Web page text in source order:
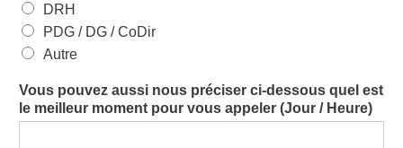
DRH
PDG / DG / CoDir
Autre
Vous pouvez aussi nous préciser ci-dessous quel est
le meilleur moment pour vous appeler (Jour / Heure)